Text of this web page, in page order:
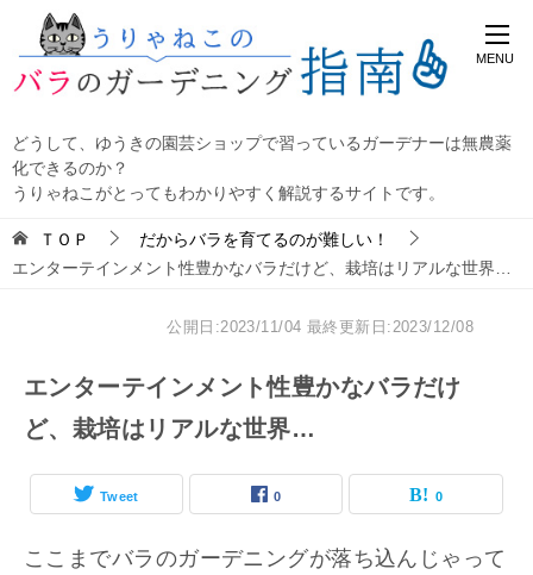
どうして、ゆうきの園芸ショップで習っているガーデナーは無農薬
化できるのか？
うりゃねこがとってもわかりやすく解説するサイトです。
ＴＯＰ
だからバラを育てるのが難しい！
エンターテインメント性豊かなバラだけど、栽培はリアルな世界…
公開日:2023/11/04 最終更新日:2023/12/08
エンターテインメント性豊かなバラだけ
ど、栽培はリアルな世界…
Tweet 0 0
ここまでバラのガーデニングが落ち込んじゃって